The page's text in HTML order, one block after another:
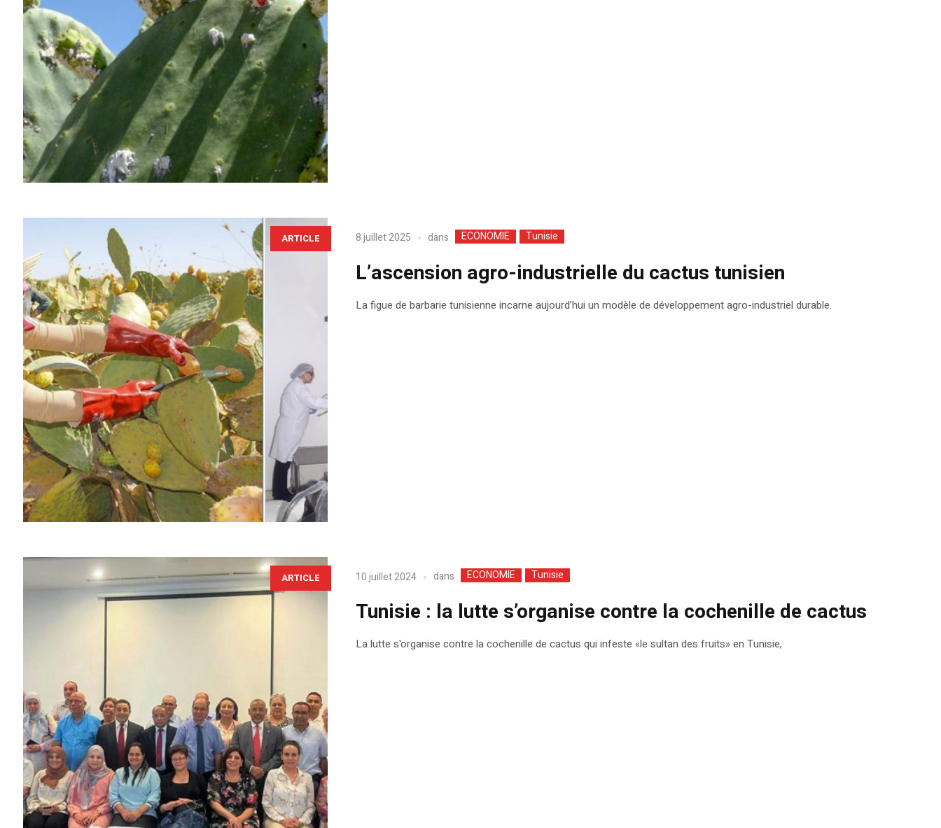
ARTICLE 8 juillet 2025 dans ECONOMIE Tunisie
L’ascension agro-industrielle du cactus tunisien
La figue de barbarie tunisienne incarne aujourd’hui un modèle de développement agro-industriel durable.
ARTICLE 10 juillet 2024 dans ECONOMIE Tunisie
Tunisie : la lutte s’organise contre la cochenille de cactus
La lutte s'organise contre la cochenille de cactus qui infeste «le sultan des fruits» en Tunisie,